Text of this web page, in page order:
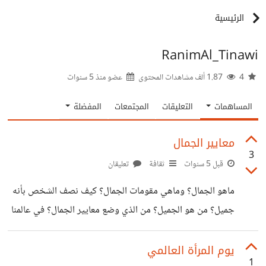
الرئيسية
RanimAl_Tinawi
عضو منذ5 سنوات
المساهمات التعليقات المجتمعات المفضلة
3
معايير الجمال
قبل 5 سنوات ثقافة تعليقان
ماهو الجمال؟ وماهي مقومات الجمال؟ كيف نصف الشخص بأنه
جميل؟ من هو الجميل؟ من الذي وضع معايير الجمال؟ في عالمنا
الأقرب للإفتراضي أصبح كل شيء له مقومات وأساسيات حتى
أن الجمال أصبح له شروط معينة. العيون الملونة الأنف الصغير
يوم المرأة العالمي